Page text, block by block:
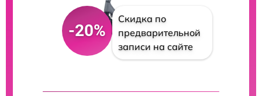
-20%
Скидка по
предварительной
записи на сайте